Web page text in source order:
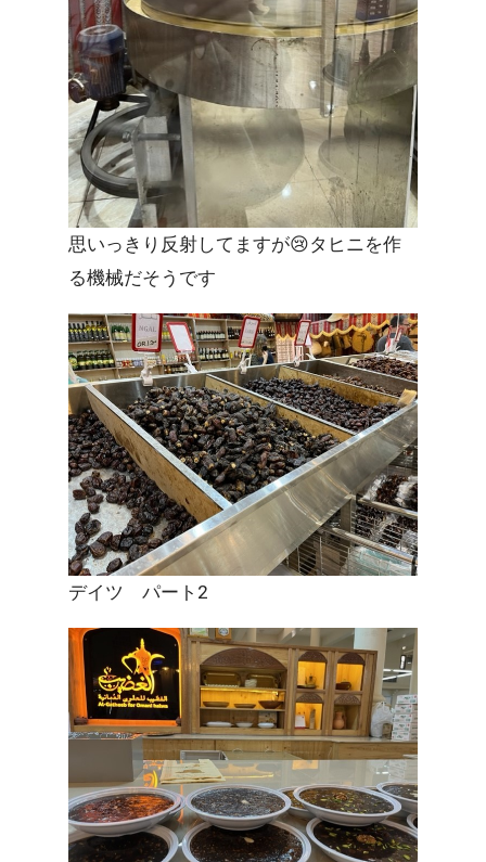
思いっきり反射してますが😢タヒニを作
る機械だそうです
デイツ パート2